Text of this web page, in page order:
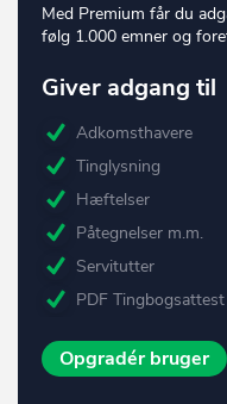
Med Premium får du
følg 1.000 emner og
Giver adgang til
Adkomsthavere
Tinglysning
Hæftelser
Påtegnelser m.m.
Servitutter
PDF
Opgradér bruger